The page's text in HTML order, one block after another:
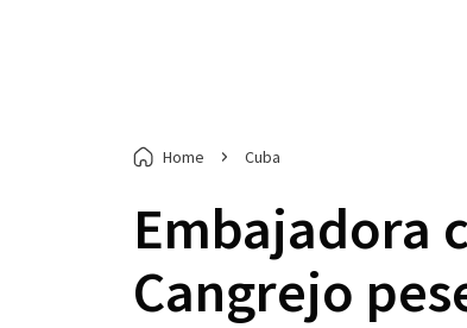
Home Cuba
Embajadora
Cangrejo